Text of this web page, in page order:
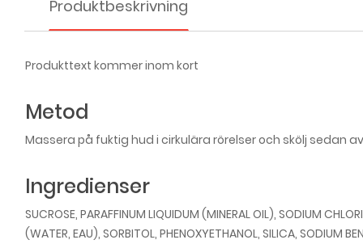
Produktbeskrivning
Produkttext kommer inom kort
Metod
Massera på fuktig hud i cirkulära rörelser och skölj sedan av
Ingredienser
SUCROSE, PARAFFINUM LIQUIDUM (MINERAL OIL), SODIUM
(WATER, EAU), SORBITOL, PHENOXYETHANOL, SILICA, SODIUM